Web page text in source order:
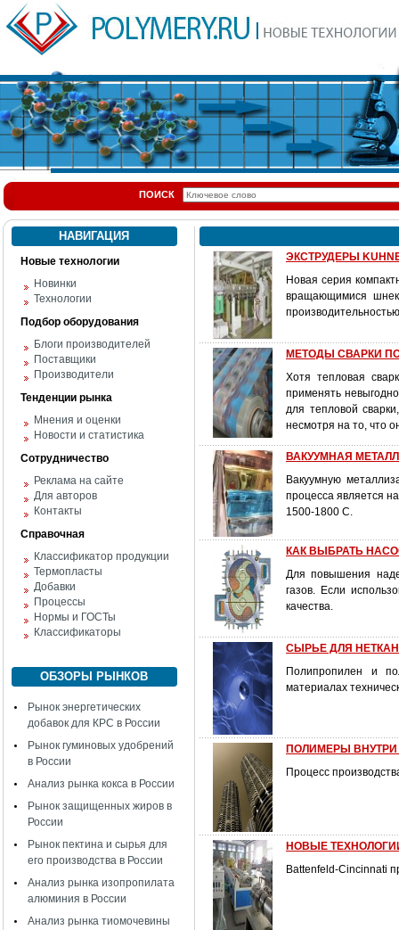
ПОИСК
НАВИГАЦИЯ
Новые технологии
Новинки
Технологии
Подбор оборудования
Блоги производителей
Поставщики
Производители
Тенденции рынка
Мнения и оценки
Новости и статистика
Сотрудничество
Реклама на сайте
Для авторов
Контакты
Справочная
Классификатор продукции
Термопласты
Добавки
Процессы
Нормы и ГОСТы
Классификаторы
ОБЗОРЫ РЫНКОВ
Рынок энергетических
добавок для КРС в России
Рынок гуминовых удобрений
в России
Анализ рынка кокса в России
Рынок защищенных жиров в
России
Рынок пектина и сырья для
его производства в России
Анализ рынка изопропилата
алюминия в России
Анализ рынка тиомочевины
ЭКСТРУДЕРЫ
Новая серия
вращающимися
МЕТОДЫ СВАРКИ
Хотя тепловая
применять
для тепловой
несмотря на то, что
ВАКУУМНАЯ
Вакуумную
процесса является
1500-1800 С.
КАК ВЫБРАТЬ
Для повышения
газов. Если
качества.
СЫРЬЕ ДЛЯ
Полипропилен и
материалах
ПОЛИМЕРЫ
Процесс
НОВЫЕ ТЕХНОЛОГИИ
Battenfeld-Cincinnati